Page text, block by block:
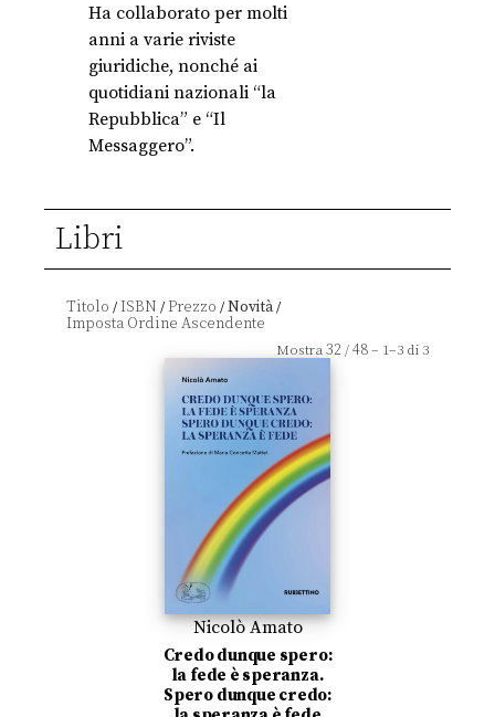
Ha collaborato per molti
anni a varie riviste
giuridiche, nonché ai
quotidiani nazionali “la
Repubblica” e “Il
Messaggero”.
Libri
Titolo /ISBN /Prezzo /Novità/
Mostra32/48– 1–3 di 3
Nicolò Amato
Credo dunque spero:
la fede è speranza.
Spero dunque credo: